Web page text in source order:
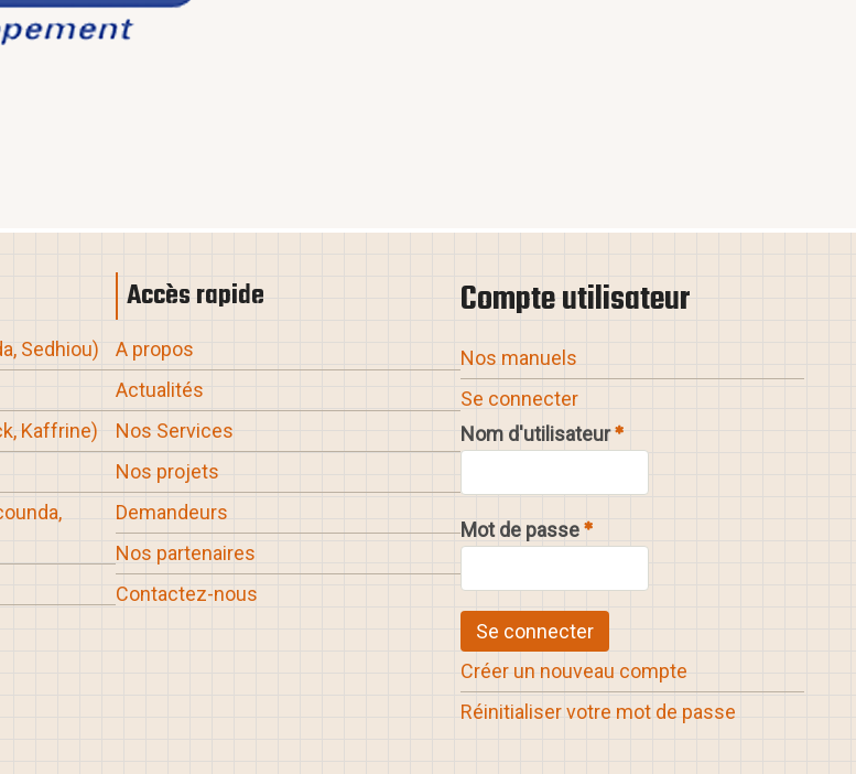
Sedhiou)
Kaffrine)
Accès rapide
A propos
Actualités
Nos Services
Nos projets
Demandeurs
Nos partenaires
Contactez-nous
Compte utilisateur
Nos manuels
Se connecter
Nom d'utilisateur
Mot de passe
Créer un nouveau compte
Réinitialiser votre mot de passe